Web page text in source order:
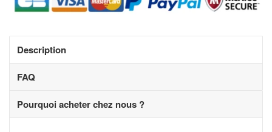
Description
FAQ
Pourquoi acheter chez nous ?